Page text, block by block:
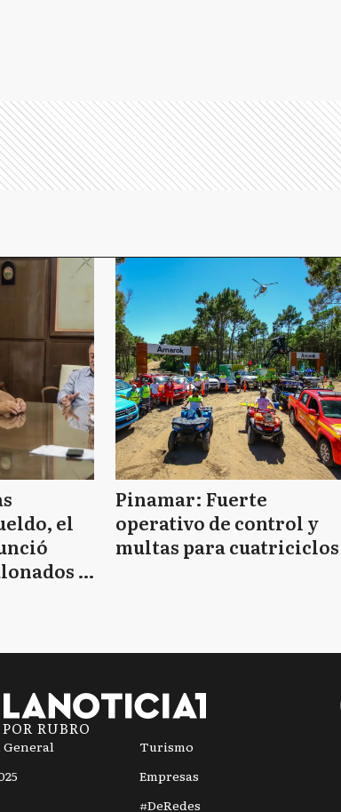
el
y
Pinamar: Fuerte
operativo de control y
multas para cuatriciclos
RUBRO
Turismo
Empresas
#DeRedes